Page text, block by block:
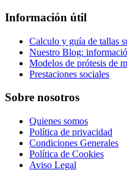
Información útil
Calculo y guía de tallas
Nuestro Blog:
Modelos de prótesis de
Prestaciones sociales
Sobre nosotros
Quienes somos
Política de privacidad
Condiciones Generales
Política de Cookies
Aviso Legal